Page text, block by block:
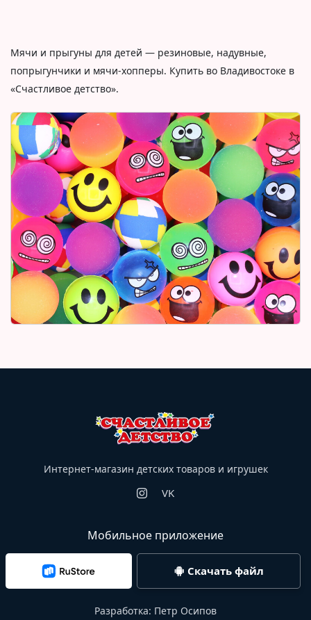
Мячи и прыгуны для детей — резиновые, надувные,
попрыгунчики и мячи-хопперы. Купить во Владивостоке в
«Счастливое детство».
Интернет-магазин детских товаров и игрушек
VK
Мобильное приложение
Скачать файл
Разработка: Петр Осипов